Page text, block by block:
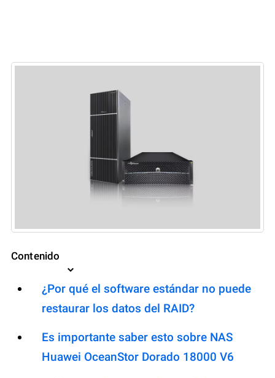
Contenido
¿Por qué el software estándar no puede
restaurar los datos del RAID?
Es importante saber esto sobre NAS
Huawei OceanStor Dorado 18000 V6